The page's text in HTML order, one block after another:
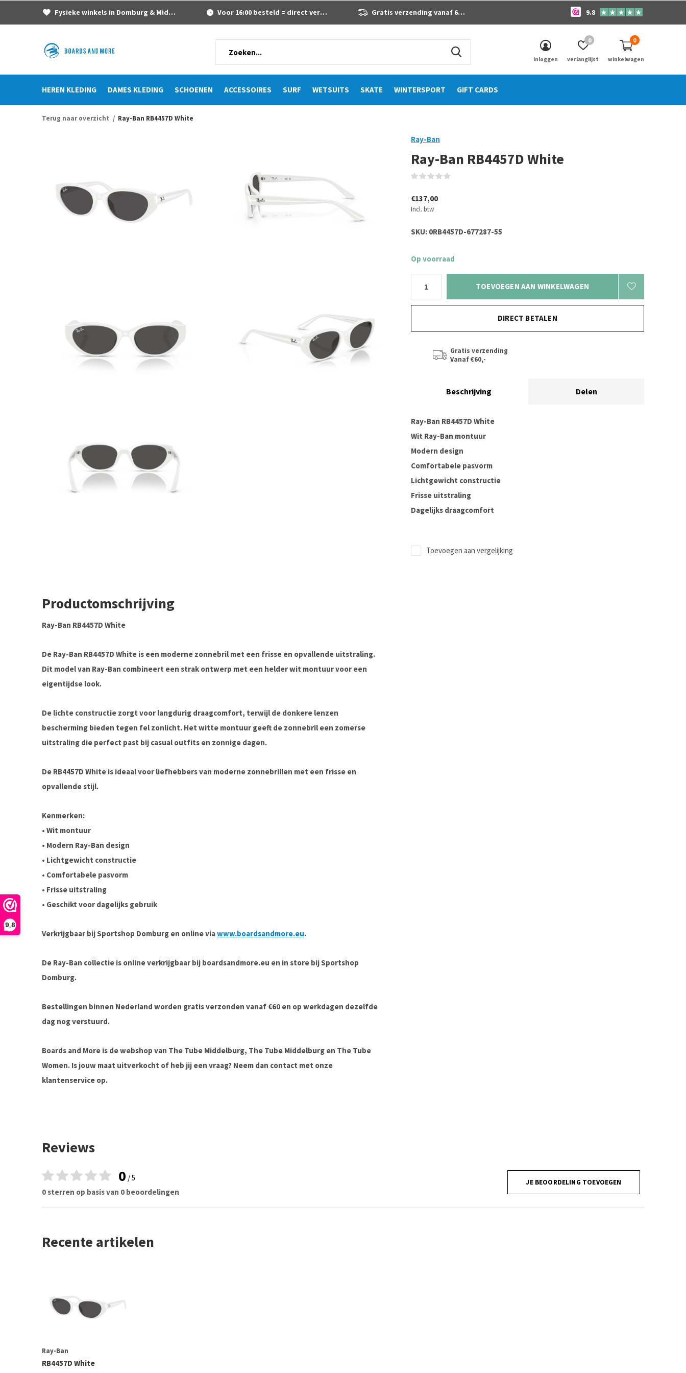
9,8
HEREN KLEDING DAMES KLEDING SCHOENEN ACCESSOIRES SURF WETSUITS SKATE WINTERSPORT GIFT CARDS
inloggen verlanglijst
0
winkelwagen
0
Fysieke winkels in Domburg & Middelburg Voor 16:00 besteld = direct verzonden Gratis verzending vanaf 60 euro 9.8
Terug naar overzicht Ray-Ban RB4457D White
Ray-Ban
Ray-Ban RB4457D White
€137,00
Incl. btw
SKU: 0RB4457D-677287-55
Op voorraad
TOEVOEGEN AAN WINKELWAGEN
DIRECT BETALEN
Gratis verzending
Vanaf €60,-
Beschrijving Delen
Ray-Ban RB4457D White
Wit Ray-Ban montuur
Modern design
Comfortabele pasvorm
Lichtgewicht constructie
Frisse uitstraling
Dagelijks draagcomfort
Toevoegen aan vergelijking
Productomschrijving
Ray-Ban RB4457D White
De Ray-Ban RB4457D White is een moderne zonnebril met een frisse en opvallende uitstraling.
Dit model van Ray-Ban combineert een strak ontwerp met een helder wit montuur voor een
eigentijdse look.
De lichte constructie zorgt voor langdurig draagcomfort, terwijl de donkere lenzen
bescherming bieden tegen fel zonlicht. Het witte montuur geeft de zonnebril een zomerse
uitstraling die perfect past bij casual outfits en zonnige dagen.
De RB4457D White is ideaal voor liefhebbers van moderne zonnebrillen met een frisse en
opvallende stijl.
Kenmerken:
• Wit montuur
• Modern Ray-Ban design
• Lichtgewicht constructie
• Comfortabele pasvorm
• Frisse uitstraling
• Geschikt voor dagelijks gebruik
Verkrijgbaar bij Sportshop Domburg en online viawww.boardsandmore.eu.
De Ray-Ban collectie is online verkrijgbaar bij boardsandmore.eu en in store bij Sportshop
Domburg.
Bestellingen binnen Nederland worden gratis verzonden vanaf €60 en op werkdagen dezelfde
dag nog verstuurd.
Boards and More is de webshop van The Tube Middelburg, The Tube Middelburg en The Tube
Women. Is jouw maat uitverkocht of heb jij een vraag? Neem dan contact met onze
klantenservice op.
Reviews
0 / 5
0 sterren op basis van 0 beoordelingen
JE BEOORDELING TOEVOEGEN
Recente artikelen
Ray-Ban
RB4457D White